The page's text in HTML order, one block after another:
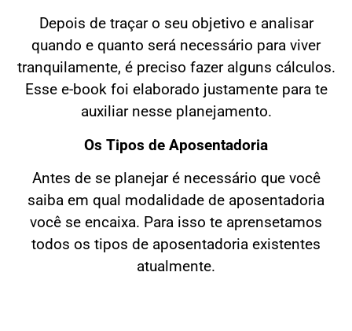
Depois de traçar o seu objetivo e analisar
quando e quanto será necessário para viver
tranquilamente, é preciso fazer alguns cálculos.
Esse e-book foi elaborado justamente para te
auxiliar nesse planejamento.
Os Tipos de Aposentadoria
Antes de se planejar é necessário que você
saiba em qual modalidade de aposentadoria
você se encaixa. Para isso te aprensetamos
todos os tipos de aposentadoria existentes
atualmente.